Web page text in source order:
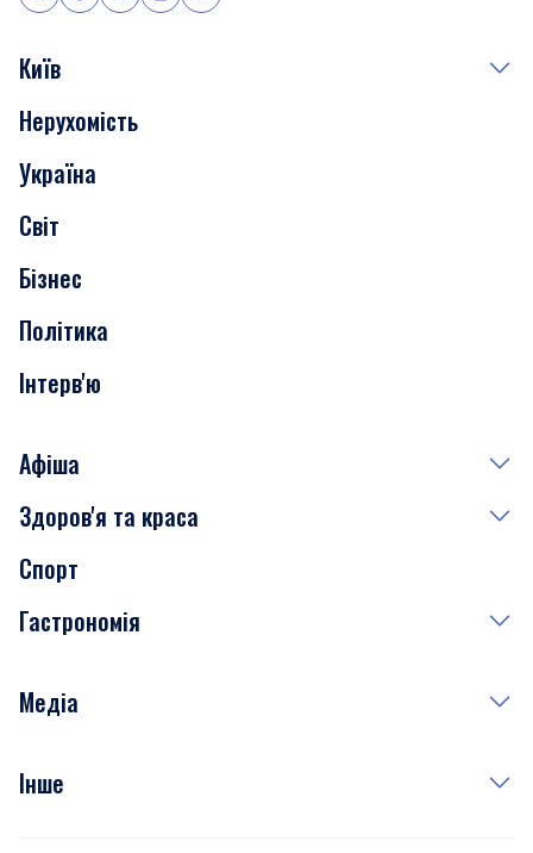
Київ
Події
Скандали
Нерухомість
Транспорт
Нерухомість
Україна
Світ
Бізнес
Політика
Інтерв'ю
Афіша
Сьогодні
Завтра
Субота
Здоров'я та краса
Медицина
Краса
Спорт
Гастрономія
Рецепти
Медіа
Фото
Інше